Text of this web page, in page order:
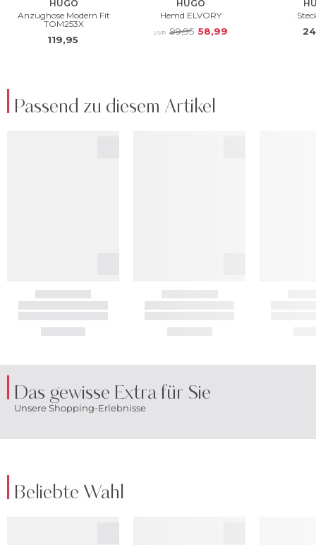
Passend zu diesem Artikel
Das gewisse Extra für Sie
Unsere Shopping-Erlebnisse
Beliebte Wahl